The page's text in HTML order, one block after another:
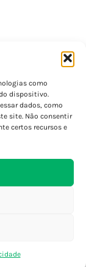
como
dispositivo.
dados, como
site. Não consentir
certos recursos e